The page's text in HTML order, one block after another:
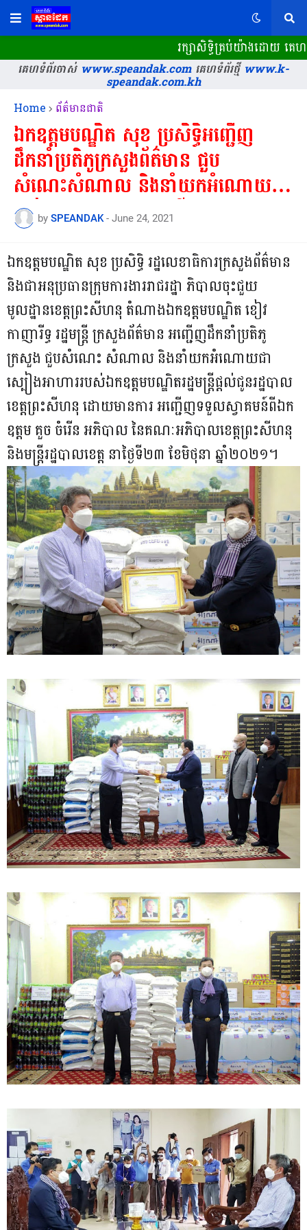
រក្សាសិទ្ធិគ្រប់យ៉ាងដោយ គេ
គេហទំព័រចាស់www.speandak.comគេហទំព័រថ្មីwww.k-
speandak.com.kh
Home ព័ត៌មានជាតិ
ឯកឧត្តមបណ្ឌិត សុខ ប្រសិទ្ធិអញ្ជើញ
ដឹកនាំប្រតិភូក្រសួងព័ត៌មាន ជួប
សំណេះសំណាល និងនាំយកអំណោយ
ផ្តល់ជូនរដ្ឋបាលខេត្តព្រះសីហនុ
by SPEANDAK - June 24, 2021
ឯកឧត្តមបណ្ឌិត សុខ ប្រសិទ្ធិ រដ្ឋលេខាធិការក្រសួងព័ត៌មាន
និងជាអនុប្រធានក្រុមការងាររាជរដ្ឋា ភិបាលចុះជួយ
មូលដ្ឋានខេត្តព្រះសីហនុ តំណាងឯកឧត្តមបណ្ឌិត ខៀវ
កាញារីទ្ធ រដ្ឋមន្រ្តី ក្រសួងព័ត៌មាន អញ្ជើញដឹកនាំប្រតិភូ
ក្រសួង ជួបសំណេះ សំណាល និងនាំយកអំណោយជា
ស្បៀងអាហាររបស់ឯកឧត្តមបណ្ឌិតរដ្ឋមន្រ្តីផ្តល់ជូនរដ្ឋបាល
ខេត្តព្រះសីហនុ ដោយមានការ អញ្ជើញទទួលស្វាគមន៍ពីឯក
ឧត្តម គួច ចំរើន អភិបាល នៃគណៈអភិបាលខេត្តព្រះសីហនុ
និងមន្រ្តីរដ្ឋបាលខេត្ត នាថ្ងៃទី២៣ ខែមិថុនា ឆ្នាំ២០២១។